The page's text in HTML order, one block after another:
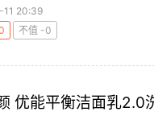
20:39
不值 -0
优能平衡洁面乳2.0